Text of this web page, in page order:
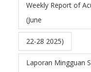
Weekly Report of
(June
22-28 2025)
Laporan Mingguan